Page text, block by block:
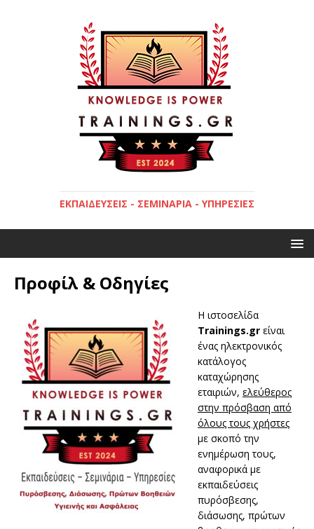
ΕΚΠΑΙΔΕΎΣΕΙΣ - ΣΕΜΙΝΆΡΙΑ - ΥΠΗΡΕΣΊΕΣ
Προφίλ & Οδηγίες
Η ιστοσελίδα
Trainings.gr είναι
ένας ηλεκτρονικός
κατάλογος
καταχώρησης
εταιριών, ελεύθερος
στην πρόσβαση από
όλους τους χρήστες
με σκοπό την
ενημέρωση τους,
αναφορικά με
εκπαιδεύσεις
πυρόσβεσης,
διάσωσης, πρώτων